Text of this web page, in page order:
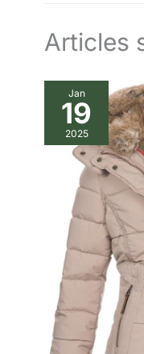
Articles
Jan
19
2025